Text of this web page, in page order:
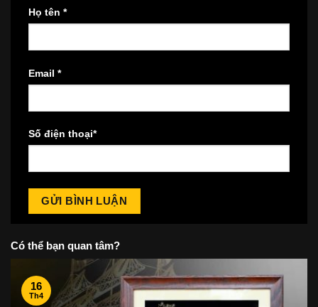
Họ tên *
Email *
Số điện thoại*
Có thể bạn quan tâm?
16
Th4